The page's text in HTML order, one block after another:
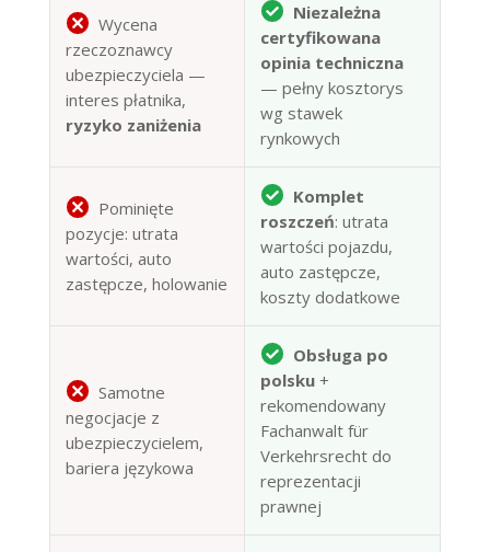
Wycena
rzeczoznawcy
ubezpieczyciela —
interes płatnika,
ryzyko zaniżenia
Niezależna
certyfikowana
opinia techniczna
— pełny kosztorys
wg stawek
rynkowych
Pominięte
pozycje: utrata
wartości, auto
zastępcze, holowanie
Komplet
roszczeń: utrata
wartości pojazdu,
auto zastępcze,
koszty dodatkowe
Samotne
negocjacje z
ubezpieczycielem,
bariera językowa
Obsługa po
polsku+
rekomendowany
Fachanwalt für
Verkehrsrecht do
reprezentacji
prawnej